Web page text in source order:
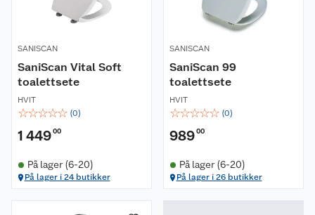
SANISCAN
SaniScan Vital Soft
toalettsete
HVIT
☆☆☆☆☆ (0)
1 44900
På lager (6-20)
På lager i 24 butikker
SANISCAN
SaniScan 99
toalettsete
HVIT
☆☆☆☆☆ (0)
98900
På lager (6-20)
På lager i 26 butikker